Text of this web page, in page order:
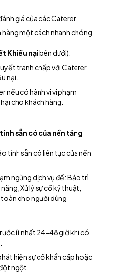
giá của các Caterer.
hàng một cách nhanh chóng
Khiếu nạibên dưới).
tranh chấp với Caterer
nại.
nếu có hành vi vi phạm
cho khách hàng.
sẵn có của nền tảng
tính sẵn có liên tục của nền
ngừng dịch vụ để: Bảo trì
Xử lý sự cố kỹ thuật,
cho người dùng
ít nhất 24-48 giờ khi có
hiện sự cố khẩn cấp hoặc
ngột.